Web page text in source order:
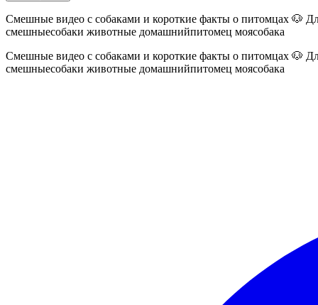
Смешные видео с собаками и короткие факты о питомцах 🐶
смешныесобаки животные домашнийпитомец моясобака
Смешные видео с собаками и короткие факты о питомцах 🐶
смешныесобаки животные домашнийпитомец моясобака